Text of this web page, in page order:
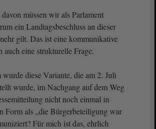
müssen wir als Parlament
ein Landtagsbeschluss an dieser
gilt. Das ist eine kommunikative
auch eine strukturelle Frage.
diese Variante, die am 2. Juli
wurde, im Nachgang auf dem Weg
nicht noch einmal in
Form als „die Bürgerbeteiligung war
Für mich ist das, ehrlich